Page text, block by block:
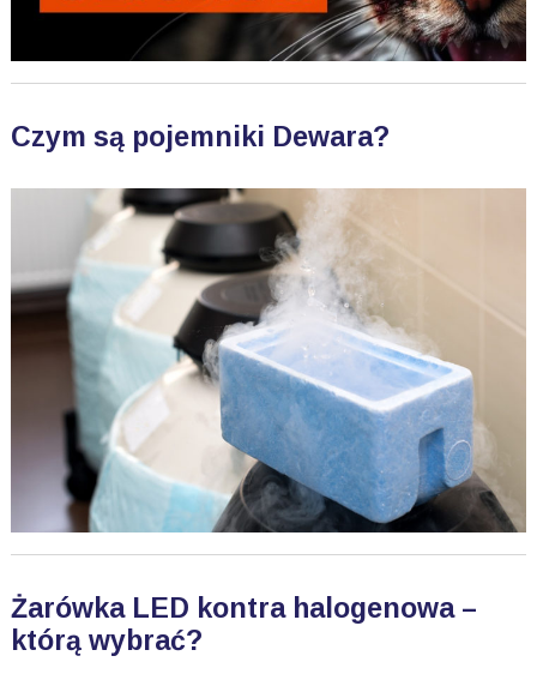
Czym są pojemniki Dewara?
Żarówka LED kontra halogenowa –
którą wybrać?